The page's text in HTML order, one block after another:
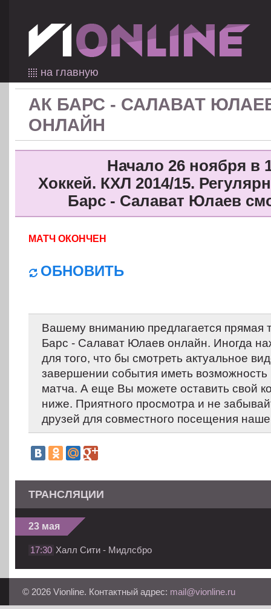
на главную
АК БАРС - САЛАВАТ
ОНЛАЙН
Начало 26 ноября в
Хоккей. КХЛ 2014/15.
Барс - Салават Юлаев
МАТЧ ОКОНЧЕН
ОБНОВИТЬ
Вашему вниманию предлагается прямая
Барс - Салават Юлаев онлайн. Иногда
для того, что бы смотреть актуальное
завершении события иметь возможность
матча. А еще Вы можете оставить свой
ниже. Приятного просмотра и не
друзей для совместного посещения
ТРАНСЛЯЦИИ
23 мая
17:30 Халл Сити - Мидлсбро
© 2026 Vionline. Контактный адрес: mail@vionline.ru